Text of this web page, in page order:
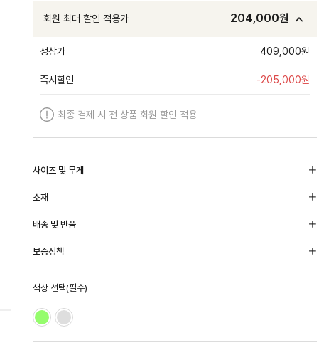
회원 최대 할인 적용가 204,000원
정상가 409,000원
즉시할인 -205,000원
최종 결제 시 전 상품 회원 할인 적용
사이즈 및 무게
소재
배송 및 반품
보증정책
색상 선택(필수)